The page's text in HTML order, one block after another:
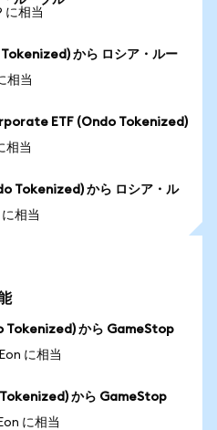
に相当
から ロシア・ルー
相当
ETF (Ondo Tokenized)
相当
Tokenized) から ロシア・ル
相当
Tokenized) から GameStop
に相当
から GameStop
に相当